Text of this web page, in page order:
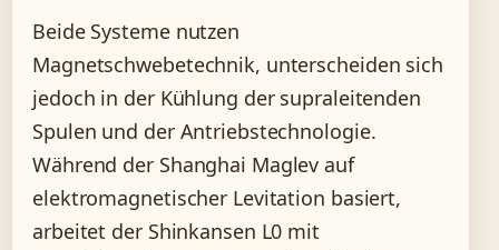
Beide Systeme nutzen
Magnetschwebetechnik, unterscheiden sich
jedoch in der Kühlung der supraleitenden
Spulen und der Antriebstechnologie.
Während der Shanghai Maglev auf
elektromagnetischer Levitation basiert,
arbeitet der Shinkansen L0 mit